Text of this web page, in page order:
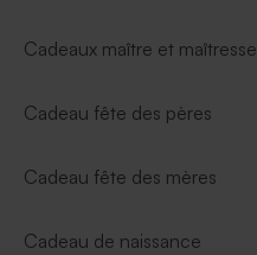
Cadeaux maître et maîtresse
Cadeau fête des pères
Cadeau fête des mères
Cadeau de naissance